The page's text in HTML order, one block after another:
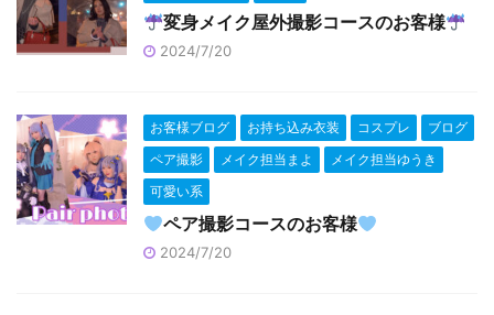
変身メイク屋外撮影コースのお客様
2024/7/20
お客様ブログ お持ち込み衣装 コスプレ
ブログ
ペア撮影
メイク担当まよ
メイク担当ゆうき
可愛い系
ペア撮影コースのお客様
2024/7/20